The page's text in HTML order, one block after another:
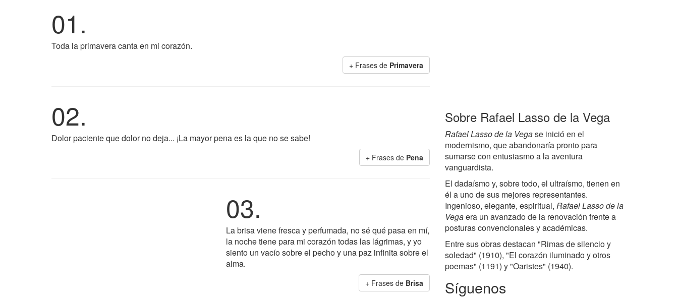
01.
Toda la primavera canta en mi corazón.
+ Frases de Primavera
02.
Dolor paciente que dolor no deja... ¡La mayor pena es la que no se sabe!
+ Frases de Pena
03.
La brisa viene fresca y perfumada, no sé qué pasa en mí,
la noche tiene para mi corazón todas las lágrimas, y yo
siento un vacío sobre el pecho y una paz infinita sobre el
alma.
+ Frases de Brisa
Sobre Rafael Lasso de la Vega
Rafael Lasso de la Vegase inició en el
modernismo, que abandonaría pronto para
sumarse con entusiasmo a la aventura
vanguardista.
El dadaísmo y, sobre todo, el ultraísmo, tienen en
él a uno de sus mejores representantes.
Ingenioso, elegante, espiritual, Rafael Lasso de la
Vegaera un avanzado de la renovación frente a
posturas convencionales y académicas.
Entre sus obras destacan "Rimas de silencio y
soledad" (1910), "El corazón iluminado y otros
poemas" (1191) y "Oaristes" (1940).
Síguenos